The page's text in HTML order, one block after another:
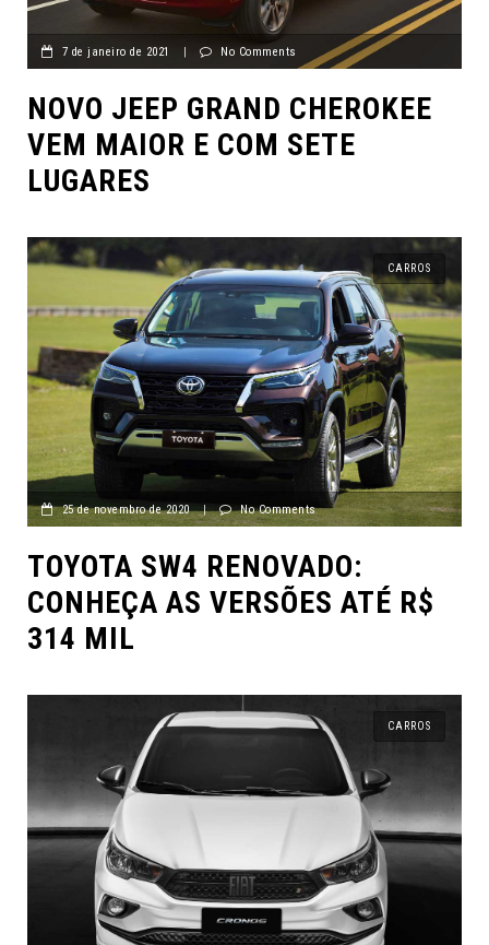
7 de janeiro de 2021 | No Comments
NOVO JEEP GRAND CHEROKEE
VEM MAIOR E COM SETE
LUGARES
CARROS
25 de novembro de 2020 | No Comments
TOYOTA SW4 RENOVADO:
CONHEÇA AS VERSÕES ATÉ R$
314 MIL
CARROS